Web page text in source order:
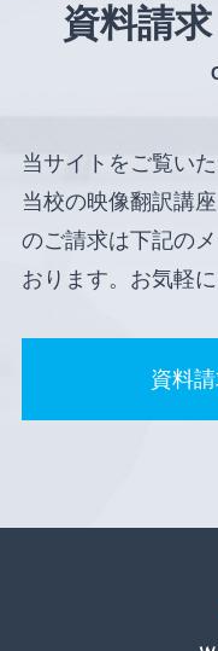
資料請
当サイトをご覧い
当校の映像翻訳講
のご請求は下記の
おります。お気軽
資料